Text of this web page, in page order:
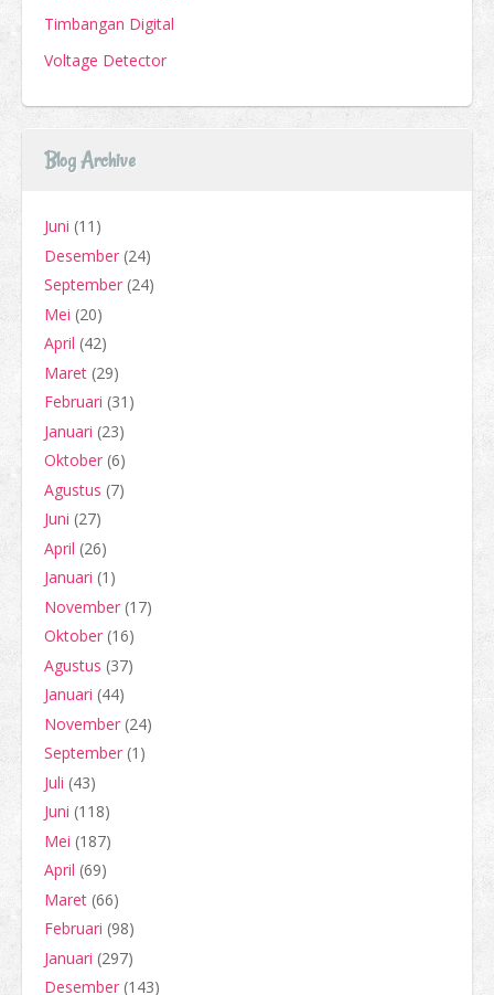
Timbangan Digital
Voltage Detector
Blog Archive
Juni (11)
Desember (24)
September (24)
Mei (20)
April (42)
Maret (29)
Februari (31)
Januari (23)
Oktober (6)
Agustus (7)
Juni (27)
April (26)
Januari (1)
November (17)
Oktober (16)
Agustus (37)
Januari (44)
November (24)
September (1)
Juli (43)
Juni (118)
Mei (187)
April (69)
Maret (66)
Februari (98)
Januari (297)
Desember (143)